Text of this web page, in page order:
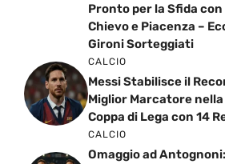
Pronto per la Sfida con
Chievo e Piacenza –
Gironi Sorteggiati
CALCIO
Messi Stabilisce il
Miglior Marcatore nella
Coppa di Lega con 14
CALCIO
Omaggio ad Antognoni: